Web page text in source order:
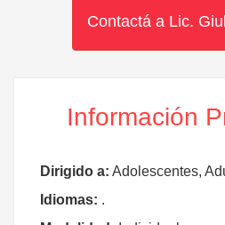
Contactá a Lic.
Información
Dirigido a: Adolescentes,
Idiomas: .